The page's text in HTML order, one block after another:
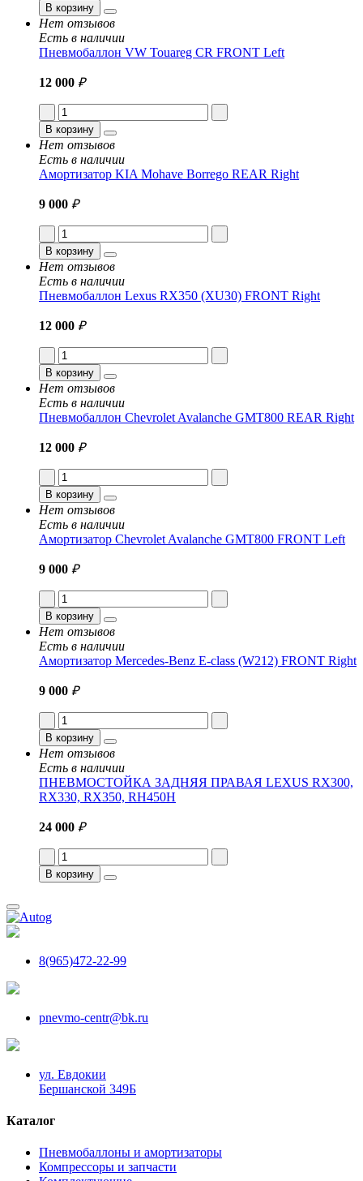
В корзину
Нет отзывов
Есть в наличии
Пневмобаллон VW Touareg CR FRONT Left
12 000 ₽
В корзину
Нет отзывов
Есть в наличии
Амортизатор KIA Mohave Borrego REAR Right
9 000 ₽
В корзину
Нет отзывов
Есть в наличии
Пневмобаллон Lexus RX350 (XU30) FRONT Right
12 000 ₽
В корзину
Нет отзывов
Есть в наличии
Пневмобаллон Chevrolet Avalanche GMT800 REAR Right
12 000 ₽
В корзину
Нет отзывов
Есть в наличии
Амортизатор Chevrolet Avalanche GMT800 FRONT Left
9 000 ₽
В корзину
Нет отзывов
Есть в наличии
Амортизатор Mercedes-Benz E-class (W212) FRONT Right
9 000 ₽
В корзину
Нет отзывов
Есть в наличии
ПНЕВМОСТОЙКА ЗАДНЯЯ ПРАВАЯ LEXUS RX300,
RX330, RX350, RH450H
24 000 ₽
В корзину
8(965)472-22-99
pnevmo-centr@bk.ru
ул. Евдокии
Бершанской 349Б
Каталог
Пневмобаллоны и амортизаторы
Компрессоры и запчасти